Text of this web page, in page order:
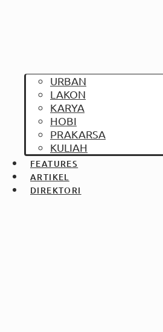
URBAN
LAKON
KARYA
HOBI
PRAKARSA
KULIAH
FEATURES
ARTIKEL
DIREKTORI